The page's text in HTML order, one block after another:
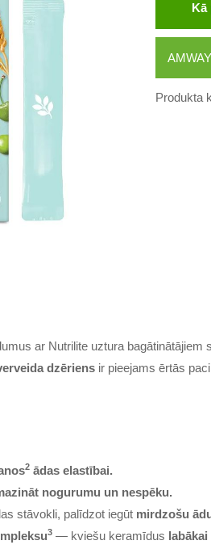
Kā
Produkta
ar Nutrilite uztura
dzēriens ir pieejams ērtās
2 ādas elastībai.
nogurumu un nespēku.
stāvokli, palīdzot iegūt mirdzošu
3 — kviešu keramīdus